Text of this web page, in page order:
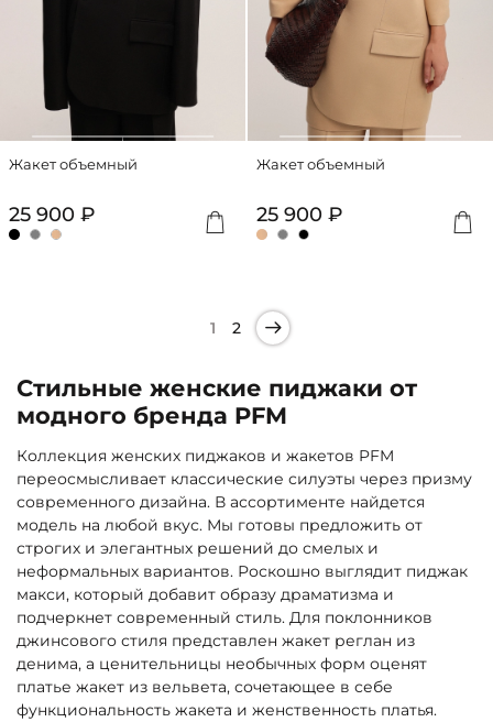
Жакет объемный
25 900 ₽
Жакет объемный
25 900 ₽
1 2
Стильные женские пиджаки от
модного бренда PFM
Коллекция женских пиджаков и жакетов PFM
переосмысливает классические силуэты через призму
современного дизайна. В ассортименте найдется
модель на любой вкус. Мы готовы предложить от
строгих и элегантных решений до смелых и
неформальных вариантов. Роскошно выглядит пиджак
макси, который добавит образу драматизма и
подчеркнет современный стиль. Для поклонников
джинсового стиля представлен жакет реглан из
денима, а ценительницы необычных форм оценят
платье жакет из вельвета, сочетающее в себе
функциональность жакета и женственность платья.